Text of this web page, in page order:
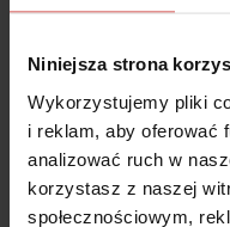
Niniejsza strona
Wykorzystujemy pliki
i reklam, aby oferować
analizować ruch w
korzystasz z naszej
społecznościowym,